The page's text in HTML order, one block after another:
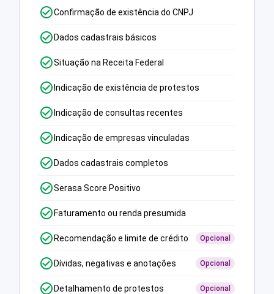
Confirmação de existência do CNPJ
Dados cadastrais básicos
Situação na Receita Federal
Indicação de existência de protestos
Indicação de consultas recentes
Indicação de empresas vinculadas
Dados cadastrais completos
Serasa Score Positivo
Faturamento ou renda presumida
Recomendação e limite de crédito Opcional
Dívidas, negativas e anotações Opcional
Detalhamento de protestos Opcional